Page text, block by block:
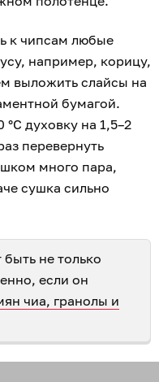
к чипсам любые
например, корицу,
выложить слайсы на
бумагой.
°С духовку на 1,5–2
перевернуть
много пара,
сушка сильно
не только
если он
чиа, гранолы и